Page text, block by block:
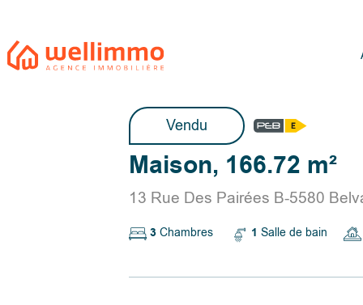
Vendu
Maison, 166.72 m²
13 Rue Des Pairées B-5580
3 Chambres 1 Salle de bain